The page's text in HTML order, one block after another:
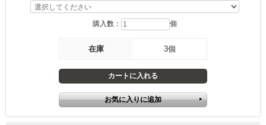
購入数： 個
在庫 3個